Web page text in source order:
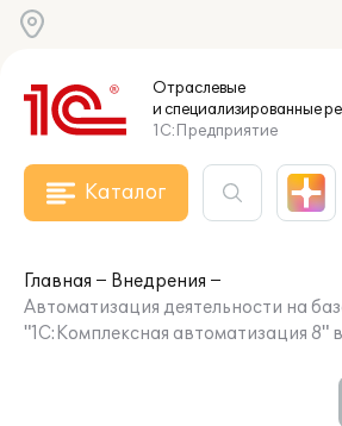
Отраслевые
и специализированные
1С:Предприятие
Каталог
Главная
Внедрения
Автоматизация деятельности на
"1С:Комплексная автоматизация